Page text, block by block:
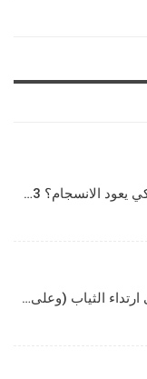
الانسجام؟ 3…
الثياب (وعلى…